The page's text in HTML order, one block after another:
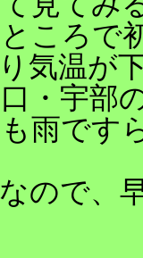
ころで
気温が
・宇部
雨です
ので、